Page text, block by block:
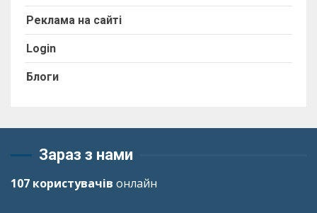
Реклама на сайті
Login
Блоги
Зараз з нами
107 користувачів онлайн